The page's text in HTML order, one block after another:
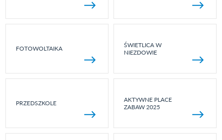
FOTOWOLTAIKA
ŚWIETLICA W
NIEZDOWIE
PRZEDSZKOLE
AKTYWNE PLACE
ZABAW 2025